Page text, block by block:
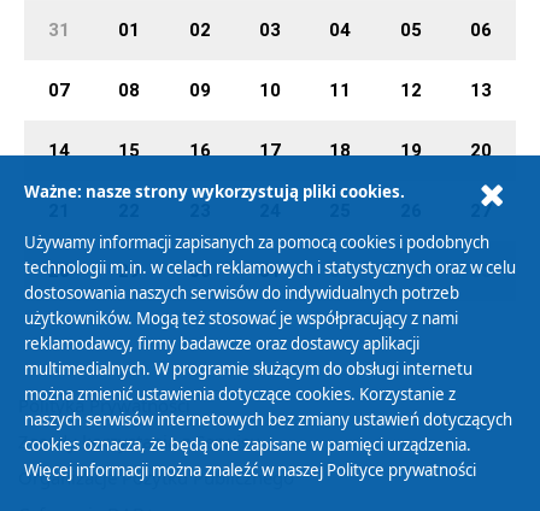
31 01 02 03 04 05 06
07 08 09 10 11 12 13
14 15 16 17 18 19 20
27
28 29 30 31 01 02 03
Polityka Prywatności
Zasady korzystania z Serwisu
Organizacje Pożytku Publicznego
Ważne: nasze strony wykorzystują pliki cookies.
Używamy informacji zapisanych za pomocą cookies i podobnych
technologii m.in. w celach reklamowych i statystycznych oraz w celu
dostosowania naszych serwisów do indywidualnych potrzeb
użytkowników. Mogą też stosować je współpracujący z nami
reklamodawcy, firmy badawcze oraz dostawcy aplikacji
multimedialnych. W programie służącym do obsługi internetu
można zmienić ustawienia dotyczące cookies. Korzystanie z
naszych serwisów internetowych bez zmiany ustawień dotyczących
cookies oznacza, że będą one zapisane w pamięci urządzenia.
Więcej informacji można znaleźć w naszej Polityce prywatności